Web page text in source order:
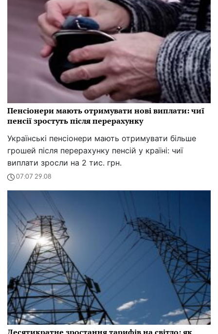
Пенсіонери мають отримувати нові виплати: чиї
пенсії зростуть після перерахунку
Українські пенсіонери мають отримувати більше
грошей після перерахунку пенсій у країні: чиї
виплати зросли на 2 тис. грн.
07:07 29.08
Десятикратне зростання тарифів на світло: як